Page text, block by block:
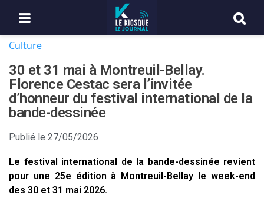
Culture
30 et 31 mai à Montreuil-Bellay.
Florence Cestac sera l’invitée
d’honneur du festival international de la
bande-dessinée
Publié le 27/05/2026
Le festival international de la bande-dessinée revient
pour une 25e édition à Montreuil-Bellay le week-end
des 30 et 31 mai 2026.